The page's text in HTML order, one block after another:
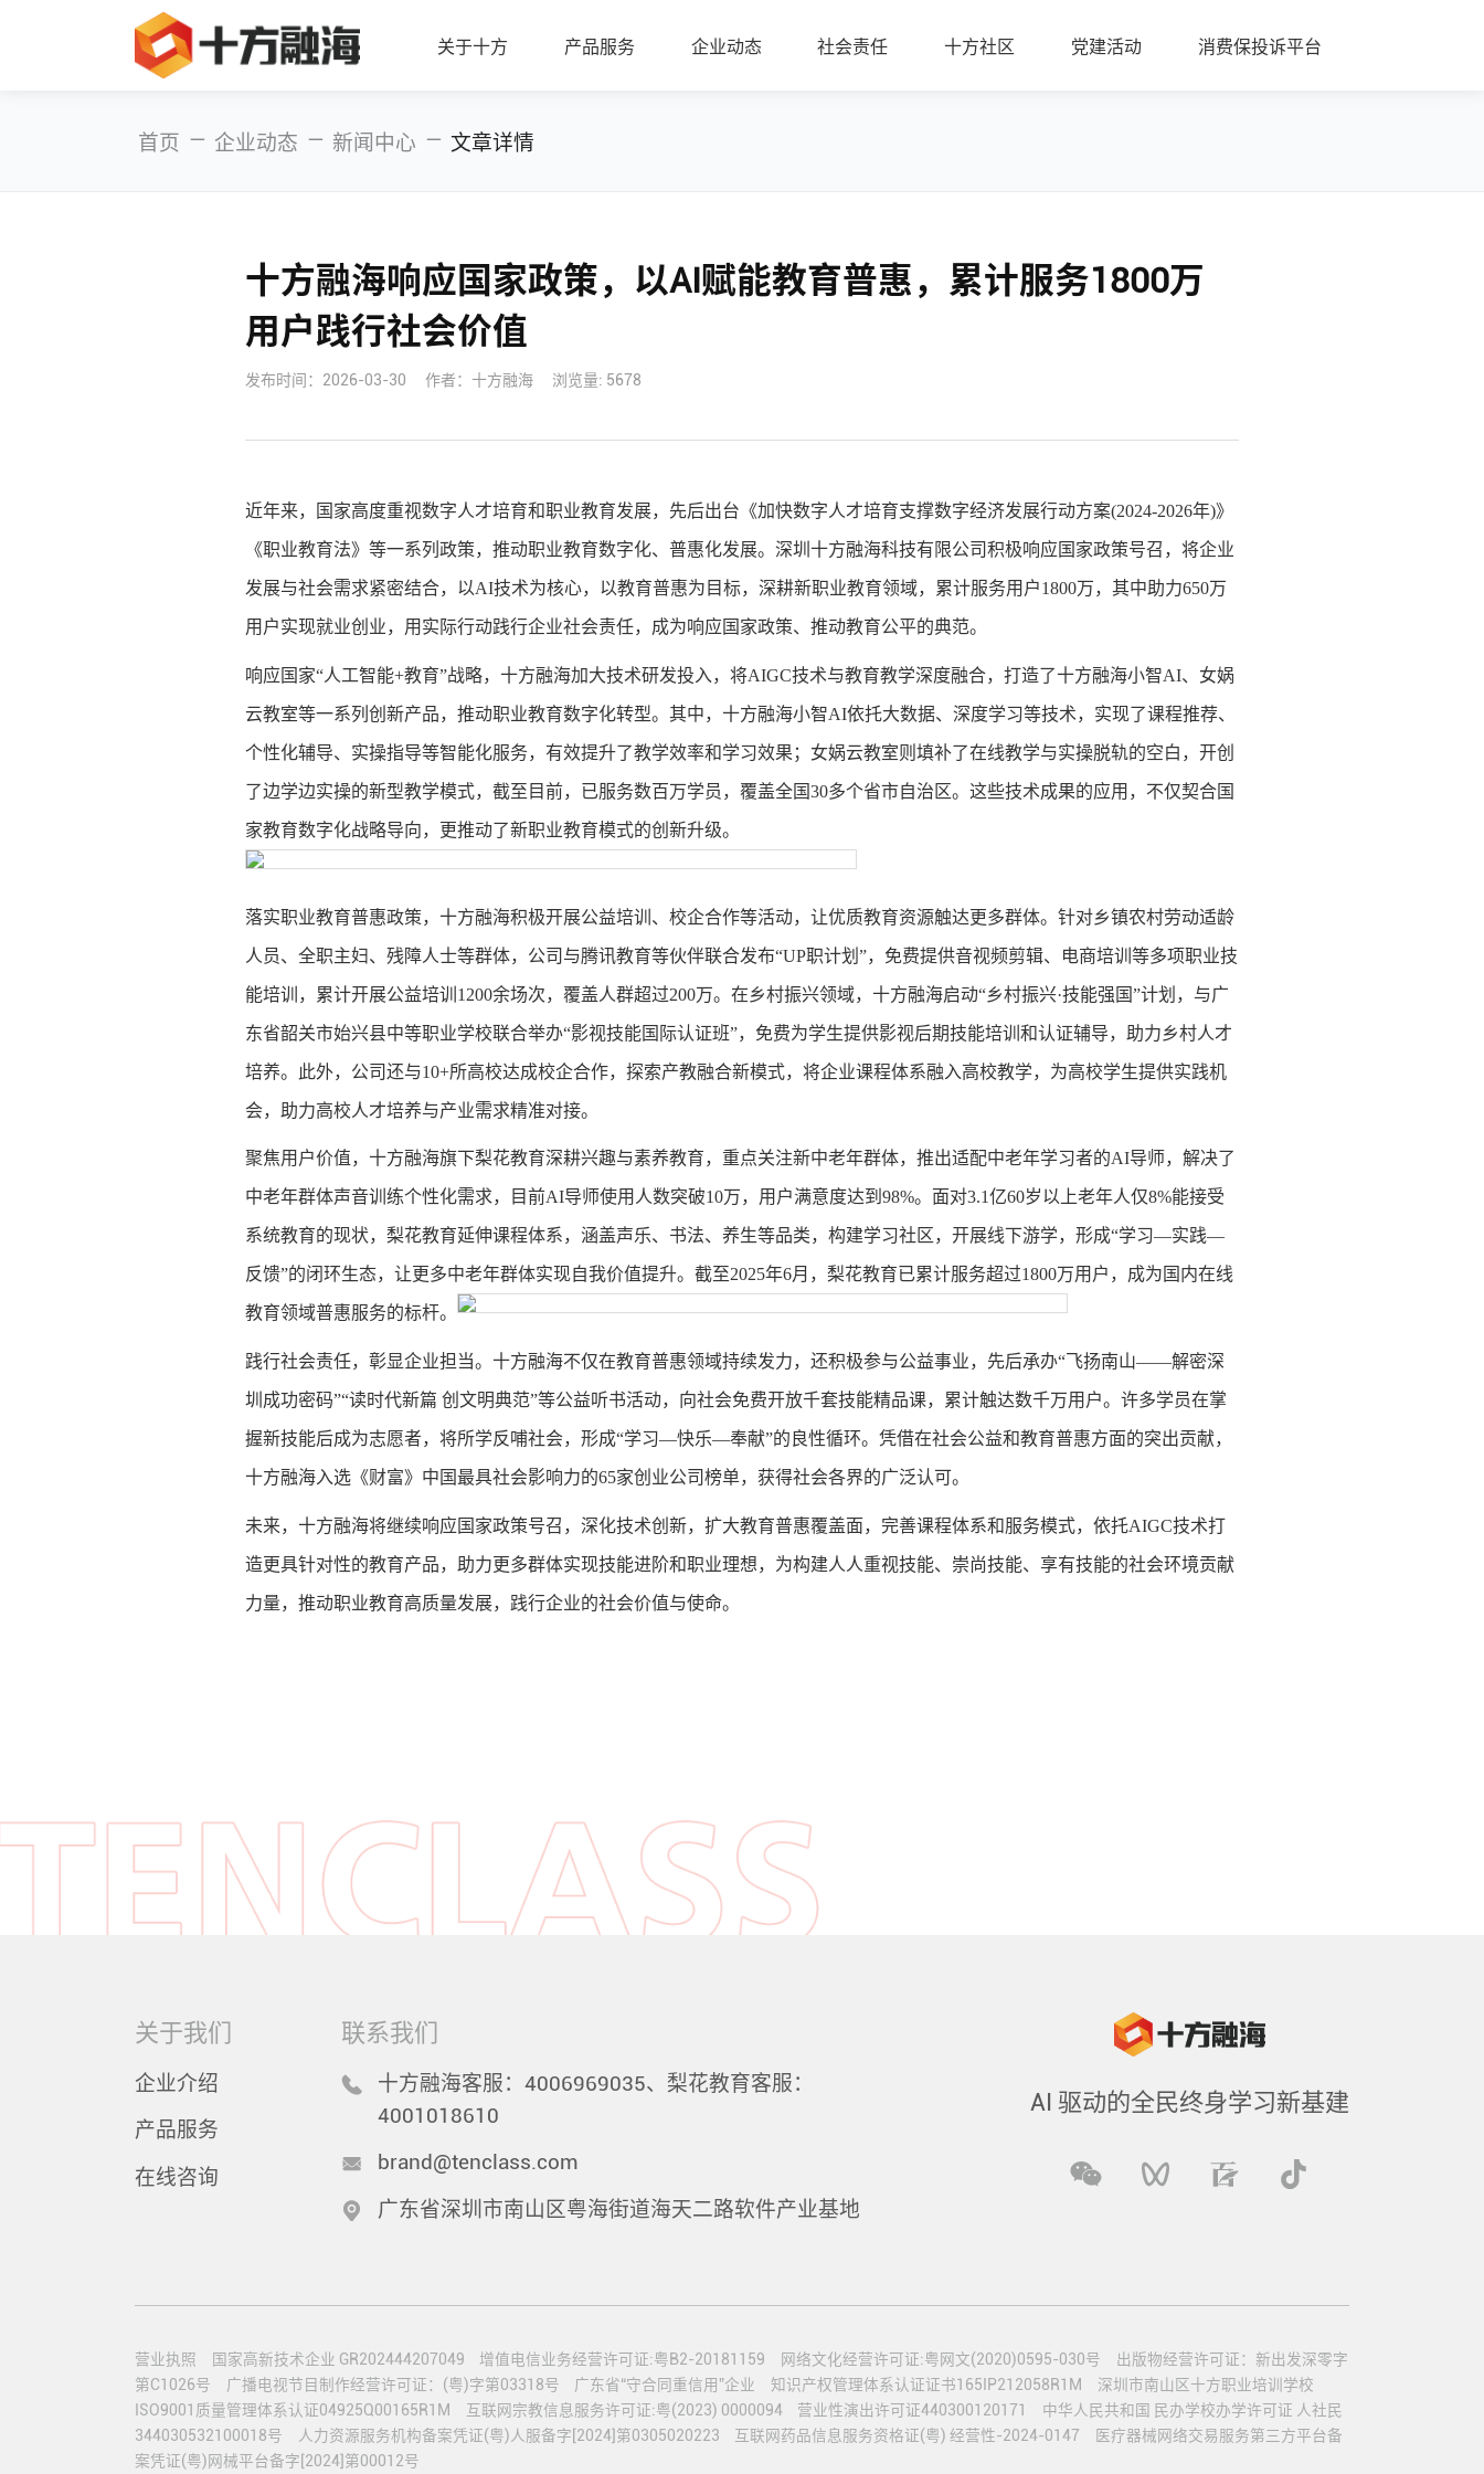
关于十方 产品服务 企业动态 社会责任 十方社区 党建活动 消费保投诉平台
首页 — 企业动态 — 新闻中心 — 文章详情
十方融海响应国家政策，以AI赋能教育普惠，累计服务1800万
用户践行社会价值
发布时间： 2026-03-30 作者：十方融海 浏览量: 5678
近年来，国家高度重视数字人才培育和职业教育发展，先后出台《加快数字人才培育支撑数字经济发展行动方案(2024-2026年)》
《职业教育法》等一系列政策，推动职业教育数字化、普惠化发展。深圳十方融海科技有限公司积极响应国家政策号召，将企业
发展与社会需求紧密结合，以AI技术为核心，以教育普惠为目标，深耕新职业教育领域，累计服务用户1800万，其中助力650万
用户实现就业创业，用实际行动践行企业社会责任，成为响应国家政策、推动教育公平的典范。
响应国家“人工智能+教育”战略，十方融海加大技术研发投入，将AIGC技术与教育教学深度融合，打造了十方融海小智AI、女娲
云教室等一系列创新产品，推动职业教育数字化转型。其中，十方融海小智AI依托大数据、深度学习等技术，实现了课程推荐、
个性化辅导、实操指导等智能化服务，有效提升了教学效率和学习效果；女娲云教室则填补了在线教学与实操脱轨的空白，开创
了边学边实操的新型教学模式，截至目前，已服务数百万学员，覆盖全国30多个省市自治区。这些技术成果的应用，不仅契合国
家教育数字化战略导向，更推动了新职业教育模式的创新升级。
落实职业教育普惠政策，十方融海积极开展公益培训、校企合作等活动，让优质教育资源触达更多群体。针对乡镇农村劳动适龄
人员、全职主妇、残障人士等群体，公司与腾讯教育等伙伴联合发布“UP职计划”，免费提供音视频剪辑、电商培训等多项职业技
能培训，累计开展公益培训1200余场次，覆盖人群超过200万。在乡村振兴领域，十方融海启动“乡村振兴·技能强国”计划，与广
东省韶关市始兴县中等职业学校联合举办“影视技能国际认证班”，免费为学生提供影视后期技能培训和认证辅导，助力乡村人才
培养。此外，公司还与10+所高校达成校企合作，探索产教融合新模式，将企业课程体系融入高校教学，为高校学生提供实践机
会，助力高校人才培养与产业需求精准对接。
聚焦用户价值，十方融海旗下梨花教育深耕兴趣与素养教育，重点关注新中老年群体，推出适配中老年学习者的AI导师，解决了
中老年群体声音训练个性化需求，目前AI导师使用人数突破10万，用户满意度达到98%。面对3.1亿60岁以上老年人仅8%能接受
系统教育的现状，梨花教育延伸课程体系，涵盖声乐、书法、养生等品类，构建学习社区，开展线下游学，形成“学习—实践—
反馈”的闭环生态，让更多中老年群体实现自我价值提升。截至2025年6月，梨花教育已累计服务超过1800万用户，成为国内在线
教育领域普惠服务的标杆。
践行社会责任，彰显企业担当。十方融海不仅在教育普惠领域持续发力，还积极参与公益事业，先后承办“飞扬南山——解密深
圳成功密码”“读时代新篇 创文明典范”等公益听书活动，向社会免费开放千套技能精品课，累计触达数千万用户。许多学员在掌
握新技能后成为志愿者，将所学反哺社会，形成“学习—快乐—奉献”的良性循环。凭借在社会公益和教育普惠方面的突出贡献，
十方融海入选《财富》中国最具社会影响力的65家创业公司榜单，获得社会各界的广泛认可。
未来，十方融海将继续响应国家政策号召，深化技术创新，扩大教育普惠覆盖面，完善课程体系和服务模式，依托AIGC技术打
造更具针对性的教育产品，助力更多群体实现技能进阶和职业理想，为构建人人重视技能、崇尚技能、享有技能的社会环境贡献
力量，推动职业教育高质量发展，践行企业的社会价值与使命。
关于我们
企业介绍
产品服务
在线咨询
联系我们
十方融海客服：4006969035、梨花教育客服：
4001018610
brand@tenclass.com
广东省深圳市南山区粤海街道海天二路软件产业基地
AI 驱动的全民终身学习新基建
营业执照 国家高新技术企业 GR202444207049 增值电信业务经营许可证:粤B2-20181159 网络文化经营许可证:粤网文(2020)0595-030号
出版物经营许可证：新出发深零字
第C1026号
广播电视节目制作经营许可证：(粤)字第03318号 广东省“守合同重信用”企业 知识产权管理体系认证证书165IP212058R1M
深圳市南山区十方职业培训学校
ISO9001质量管理体系认证04925Q00165R1M
互联网宗教信息服务许可证:粤(2023) 0000094 营业性演出许可证440300120171
中华人民共和国 民办学校办学许可证 人社民
344030532100018号
人力资源服务机构备案凭证(粤)人服备字[2024]第0305020223 互联网药品信息服务资格证(粤) 经营性-2024-0147
医疗器械网络交易服务第三方平台备
案凭证(粤)网械平台备字[2024]第00012号